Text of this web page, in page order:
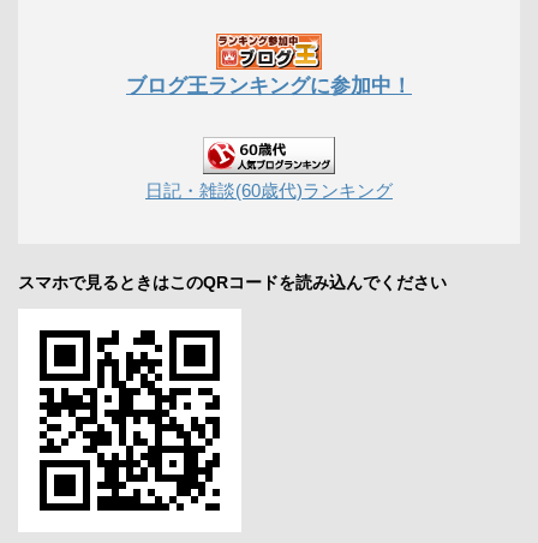
ブログ王ランキングに参加中！
日記・雑談(60歳代)ランキング
スマホで見るときはこのQRコードを読み込んでください